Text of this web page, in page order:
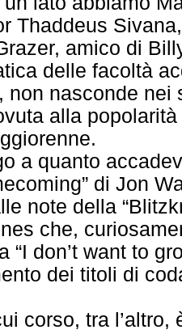
Thaddeus
amico di
delle facoltà
non nasconde nei
alla
a quanto
di Jon
note della
che,
“I don’t want to
dei titoli di
corso, tra l’altro,